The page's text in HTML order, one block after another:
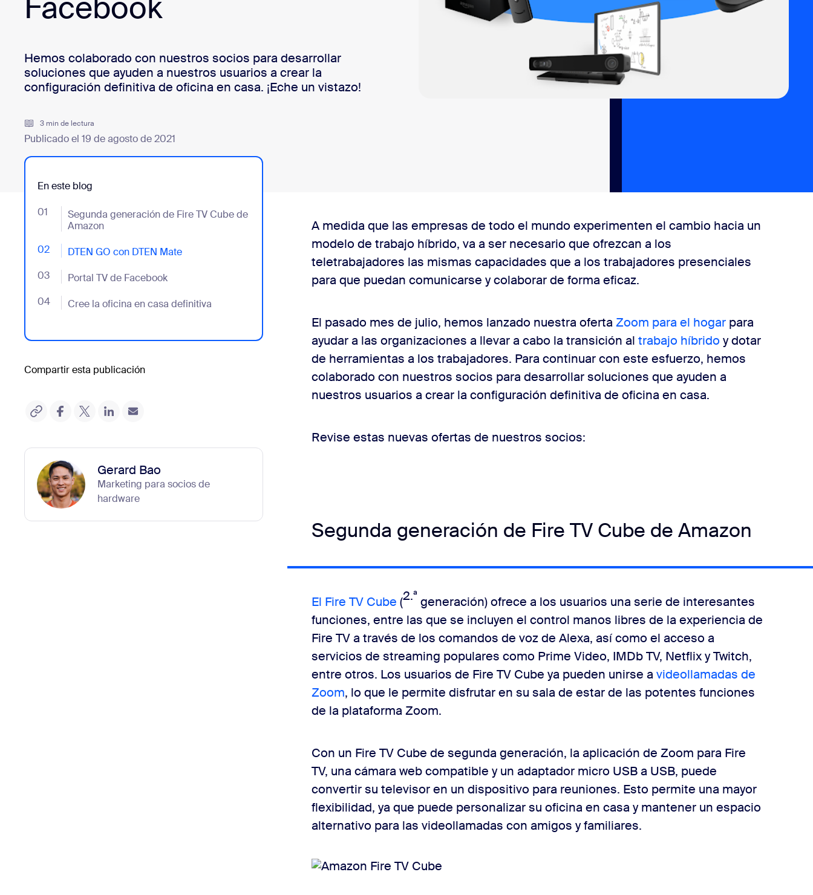
Instalar en el escritorio Iniciar contacto
Facebook
Hemos colaborado con nuestros socios para desarrollar
soluciones que ayuden a nuestros usuarios a crear la
configuración definitiva de oficina en casa. ¡Eche un vistazo!
3 min de lectura
Publicado el 19 de agosto de 2021
En este blog
01
Segunda generación de Fire TV Cube de
Amazon
- Jumplink to Segunda generación de Fire TV Cube de Amazon
02 DTEN GO con DTEN Mate
- Jumplink to DTEN GO con DTEN Mate
03 Portal TV de Facebook
- Jumplink to Portal TV de Facebook
04 Cree la oficina en casa definitiva
- Jumplink to Cree la oficina en casa definitiva
Compartir esta publicación
Gerard Bao
Marketing para socios de
hardware
A medida que las empresas de todo el mundo experimenten el cambio hacia un
modelo de trabajo híbrido, va a ser necesario que ofrezcan a los
teletrabajadores las mismas capacidades que a los trabajadores presenciales
para que puedan comunicarse y colaborar de forma eficaz.
El pasado mes de julio, hemos lanzado nuestra oferta Zoom para el hogarpara
ayudar a las organizaciones a llevar a cabo la transición al trabajo híbrido y dotar
de herramientas a los trabajadores. Para continuar con este esfuerzo, hemos
colaborado con nuestros socios para desarrollar soluciones que ayuden a
nuestros usuarios a crear la configuración definitiva de oficina en casa.
Revise estas nuevas ofertas de nuestros socios:
Segunda generación de Fire TV Cube de Amazon
El Fire TV Cube (2.ª generación) ofrece a los usuarios una serie de interesantes
funciones, entre las que se incluyen el control manos libres de la experiencia de
Fire TV a través de los comandos de voz de Alexa, así como el acceso a
servicios de streaming populares como Prime Video, IMDb TV, Netflix y Twitch,
entre otros. Los usuarios de Fire TV Cube ya pueden unirse a videollamadas de
Zoom, lo que le permite disfrutar en su sala de estar de las potentes funciones
de la plataforma Zoom.
Con un Fire TV Cube de segunda generación, la aplicación de Zoom para Fire
TV, una cámara web compatible y un adaptador micro USB a USB, puede
convertir su televisor en un dispositivo para reuniones. Esto permite una mayor
flexibilidad, ya que puede personalizar su oficina en casa y mantener un espacio
alternativo para las videollamadas con amigos y familiares.